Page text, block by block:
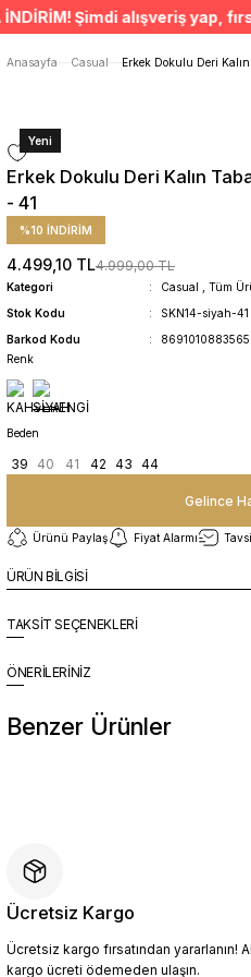
ÜCRETSİZ
Anasayfa
Casual Erkek Dokulu Deri
Yeni
Erkek Dokulu Deri Kalın
- 41
%10 İNDİRİM
4.499,10 TL4.999,00 TL
Kategori Casual
Tüm
Stok Kodu
SKN14-siyah-41
Barkod Kodu
8691010883565
Renk
Beden
39 40 41 42 43 44
Gelince
Ürünü Paylaş Fiyat Alarmı
ÜRÜN BİLGİSİ
TAKSİT SEÇENEKLERİ
ÖNERİLERİNİZ
Benzer Ürünler
4.409,10 TL
4.899,00 TL
Sepete Ekle
Ücretsiz Kargo
Ücretsiz kargo fırsatından yararlanın!
kargo ücreti ödemeden ulaşın.
Şimdi alışveriş yap,